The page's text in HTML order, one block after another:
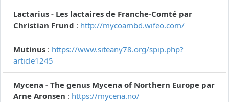
Lactarius - Les lactaires de Franche-Comté par
Christian Frund : http://mycoambd.wifeo.com/
Mutinus : https://www.siteany78.org/spip.php?
article1245
Mycena - The genus Mycena of Northern Europe par
Arne Aronsen : https://mycena.no/